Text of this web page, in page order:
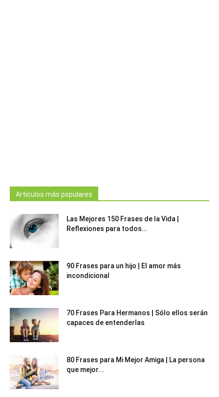
Artículos más populares
Las Mejores 150 Frases de la Vida |
Reflexiones para todos...
90 Frases para un hijo | El amor más
incondicional
70 Frases Para Hermanos | Sólo ellos serán
capaces de entenderlas
80 Frases para Mi Mejor Amiga | La persona
que mejor...